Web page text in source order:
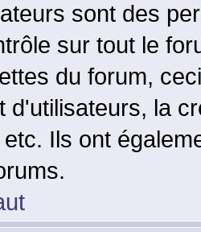
sont des
sur tout le
du forum,
d'utilisateurs, la
Ils ont